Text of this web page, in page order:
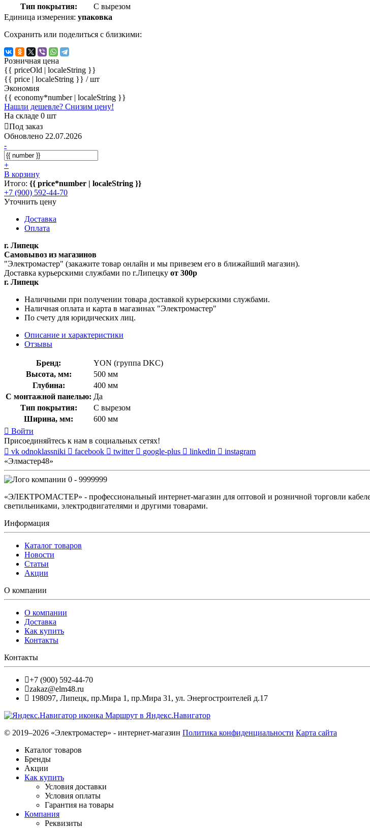
Тип покрытия:
С вырезом
Единица измерения: упаковка
Сохранить или поделиться с близкими:
Розничная цена
{{ priceOld | localeString }}
{{ price | localeString }} / шт
Экономия
{{ economy*number | localeString }}
Нашли дешевле? Снизим цену!
На складе 0 шт
Под заказ
Обновлено 22.07.2026
-
+
В корзину
Итого: {{ price*number | localeString }}
+7 (900) 592-44-70
Уточнить цену
Доставка
Оплата
г. Липецк
Самовывоз из магазинов
"Электромастер" (закажите товар онлайн и мы привезем его в ближайший магазин).
Доставка курьерскими службами по г.Липецку от 300р
г. Липецк
Наличными при получении товара доставкой курьерскими службами.
Наличная оплата и карта в магазинах "Электромастер"
По счету для юридических лиц.
Описание и характеристики
Отзывы
Бренд:
YON (группа DKC)
Высота, мм:
500 мм
Глубина:
400 мм
С монтажной панелью: Да
Тип покрытия:
С вырезом
Ширина, мм:
600 мм
Войти
Присоединяйтесь к нам в социальных сетях!
vk odnoklassniki facebook twitter google-plus linkedin
instagram
«Элмастер48»
0 - 9999999
«ЭЛЕКТРОМАСТЕР» - профессиональный интернет-магазин для оптовой и розничной торговли
светильниками, электродвигателями и другими товарами.
Информация
Каталог товаров
Новости
Статьи
Акции
О компании
О компании
Доставка
Как купить
Контакты
Контакты
+7 (900) 592-44-70
zakaz@elm48.ru
198097, Липецк, пр.Мира 1, пр.Мира 31, ул. Энергостроителей д.17
Маршрут в Яндекс.Навигатор
© 2019–2026 «Электромастер» - интернет-магазин Политика конфиденциальности Карта сайта
Каталог товаров
Бренды
Акции
Как купить
Условия доставки
Условия оплаты
Гарантия на товары
Компания
Реквизиты